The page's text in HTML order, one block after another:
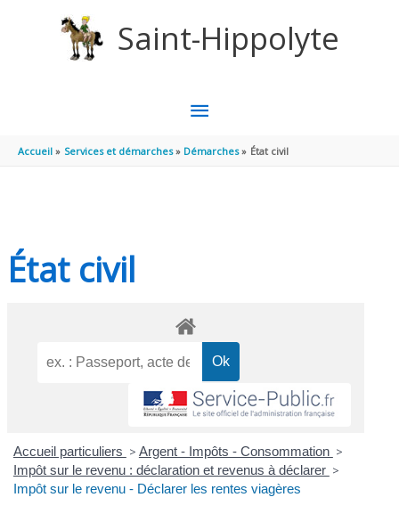
Saint-Hippolyte
MENU
PRINCIPAL
Accueil Services et démarches Démarches État civil
État civil
Accueil particuliers > Argent - Impôts - Consommation >
Impôt sur le revenu : déclaration et revenus à déclarer >
Impôt sur le revenu - Déclarer les rentes viagères